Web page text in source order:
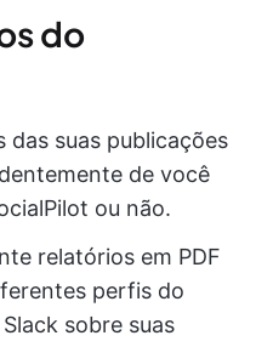
do
das suas publicações
de você
ou não.
relatórios em PDF
perfis do
sobre suas